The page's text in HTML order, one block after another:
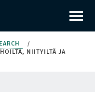
/
NIITYILTÄ JA